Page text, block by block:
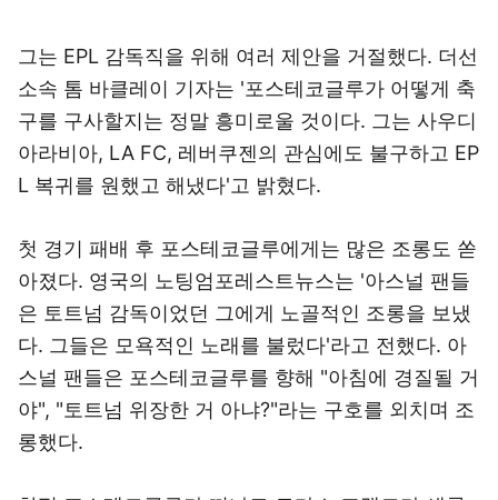
그는 EPL 감독직을 위해 여러 제안을 거절했다. 더선
소속 톰 바클레이 기자는 '포스테코글루가 어떻게 축
구를 구사할지는 정말 흥미로울 것이다. 그는 사우디
아라비아, LA FC, 레버쿠젠의 관심에도 불구하고 EP
L 복귀를 원했고 해냈다'고 밝혔다.
첫 경기 패배 후 포스테코글루에게는 많은 조롱도 쏟
아졌다. 영국의 노팅엄포레스트뉴스는 '아스널 팬들
은 토트넘 감독이었던 그에게 노골적인 조롱을 보냈
다. 그들은 모욕적인 노래를 불렀다'라고 전했다. 아
스널 팬들은 포스테코글루를 향해 "아침에 경질될 거
야", "토트넘 위장한 거 아냐?"라는 구호를 외치며 조
롱했다.